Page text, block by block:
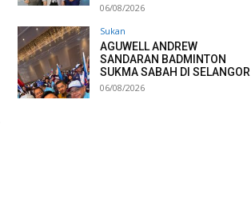
06/08/2026
Sukan
AGUWELL ANDREW
SANDARAN BADMINTON
SUKMA SABAH DI SELANGOR
06/08/2026